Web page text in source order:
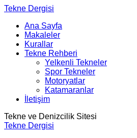
Tekne Dergisi
Ana Sayfa
Makaleler
Kurallar
Tekne Rehberi
Yelkenli Tekneler
Spor Tekneler
Motoryatlar
Katamaranlar
İletişim
Tekne ve Denizcilik Sitesi
Tekne Dergisi